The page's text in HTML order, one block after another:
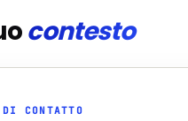
contesto
DI CONTATTO